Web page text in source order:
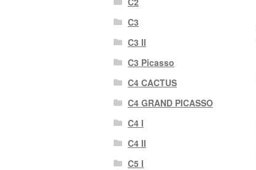
C3
C3 II
C3 Picasso
C4 CACTUS
C4 GRAND PICASSO
C4 I
C4 II
C5 I